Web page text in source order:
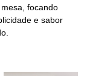
focando
e sabor
.